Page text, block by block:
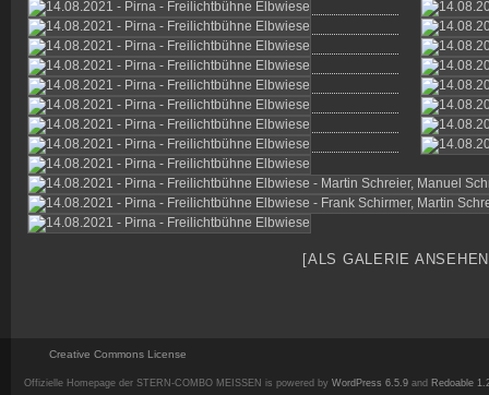
[ALS GALERIE
Creative Commons License
Offizielle Homepage der STERN-COMBO MEISSEN is powered by WordPress 6.5.9 and Redoable